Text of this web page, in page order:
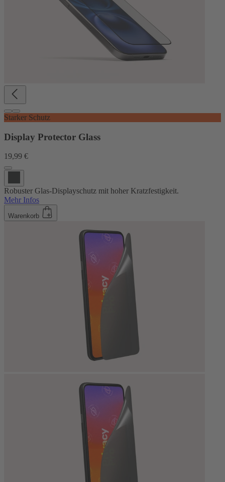
Starker Schutz
Display Protector Glass
19,99 €
Robuster Glas-Displayschutz mit hoher Kratzfestigkeit.
Mehr Infos
Warenkorb